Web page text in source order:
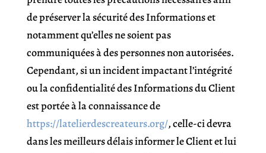
de préserver la sécurité des Informations et
notamment qu’elles ne soient pas
communiquées à des personnes non autorisées.
Cependant, si un incident impactant l’intégrité
ou la confidentialité des Informations du Client
est portée à la connaissance de
https://latelierdescreateurs.org/, celle-ci devra
dans les meilleurs délais informer le Client et lui